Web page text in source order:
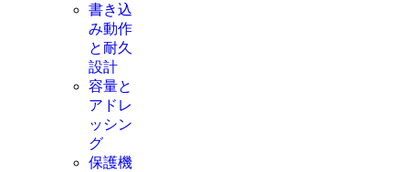
書き込
み動作
と耐久
設計
容量と
アドレ
ッシン
グ
保護機